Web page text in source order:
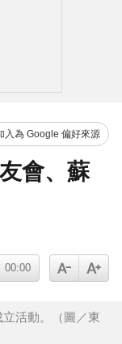
入為 Google 偏好來源
會、蘇
00:00
活動。（圖／東